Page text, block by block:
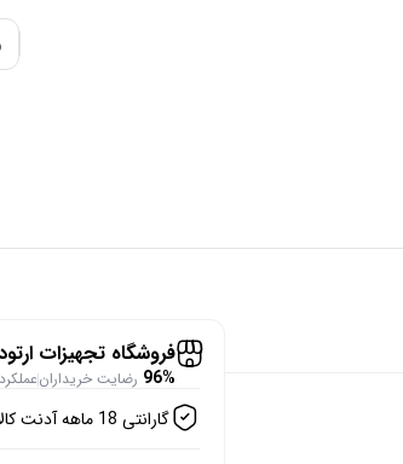
فروشگاه تجهیزات
96% رضایت خریداران
گارانتی 18 ماهه آدنت کالا